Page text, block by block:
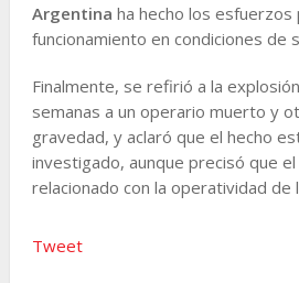
Argentina ha hecho los esfuerzos
funcionamiento en condiciones de
Finalmente, se refirió a la
semanas a un operario muerto y
gravedad, y aclaró que el hecho
investigado, aunque precisó que
relacionado con la operatividad de
Tweet